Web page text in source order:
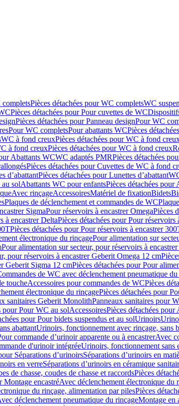
completsPièces détachées pour WC completsWC
Pièces détachées pour Pour cuvettes de WC
Pièces détachées pour Panneau designPour WC
Pour WC completsPour abattants WCPièces
WC à fond creuxPièces détachées pour WC à fond
à fond creuxPièces détachées pour WC à fond creux
Abattants WCWC adaptés PMRPièces détachées
Pièces détachées pour Cuvettes de WC à fond
d’abattantPièces détachées pour Lunettes d’abattant
solAbattants WC pour enfantsPièces détachées
Avec rinçageAccessoiresMatériel de fixationBidets
Plaques de déclenchement et commandes de WC
SigmaPour réservoirs à encastrer OmegaPièces
à encastrer DeltaPièces détachées pour Pour réservoirs
Pièces détachées pour Pour réservoirs à encastrer
électronique du rinçagePour alimentation sur
Pour alimentation sur secteur, pour réservoirs à
pour réservoirs à encastrer Geberit Omega 12 cm
Geberit Sigma 12 cmPièces détachées pour Pour
de WC avec déclenchement pneumatique
toucheAccessoires pour commandes de WCPièces
électronique du rinçagePièces détachées pour
sanitaires Geberit MonolithPanneaux sanitaires pour
pour Pour WC au solAccessoiresPièces détachées pour
pour Pour bidets suspendus et au solUrinoirs
abattantUrinoirs, fonctionnement avec rinçage, sans
commande d’urinoir apparente ou à encastrerAvec
d'urinoir intégréeUrinoirs, fonctionnement sans
Séparations d’urinoirsSéparations d’urinoirs en
en verreSéparations d’urinoirs en céramique
de chasse, coudes de chasse et raccordsPièces
Montage encastréAvec déclenchement électronique du
du rinçage, alimentation par pilesPièces
déclenchement pneumatique du rinçageMontage en